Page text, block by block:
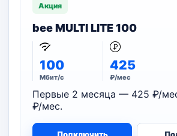
Акция
bee MULTI LITE 100
100
Мбит/с
425
₽/мес
Первые 2 месяца — 425 ₽/
₽/мес.